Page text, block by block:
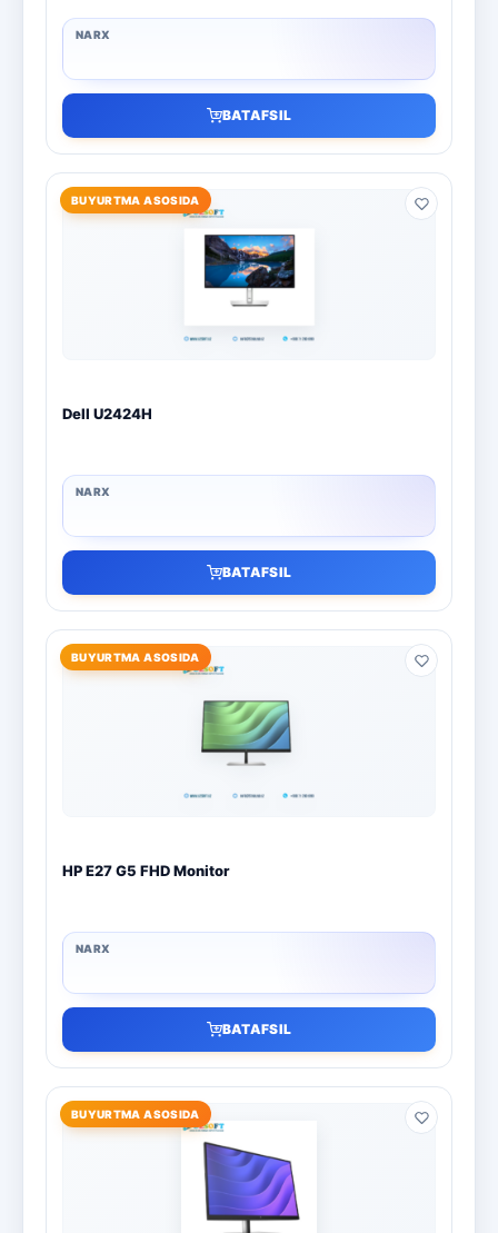
BATAFSIL
BUYURTMA ASOSIDA
Dell U2424H
BATAFSIL
BUYURTMA ASOSIDA
HP E27 G5 FHD Monitor
BATAFSIL
BUYURTMA ASOSIDA